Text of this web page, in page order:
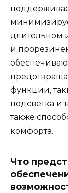
длительном
и
функции,
подсветка и
также
комфорта.
Что